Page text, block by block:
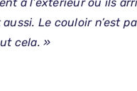
à l’extérieur où ils
Le couloir n’est
cela. »